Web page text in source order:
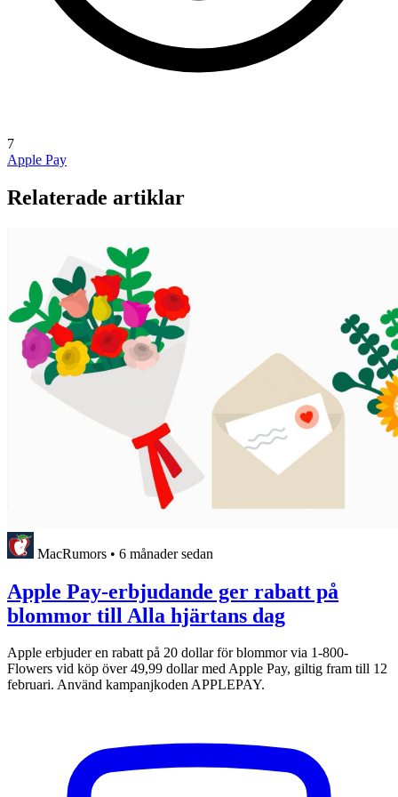
7
Apple Pay
Relaterade artiklar
MacRumors • 6 månader sedan
Apple Pay-erbjudande ger rabatt på
blommor till Alla hjärtans dag
Apple erbjuder en rabatt på 20 dollar för blommor via 1-800-
Flowers vid köp över 49,99 dollar med Apple Pay, giltig fram till 12
februari. Använd kampanjkoden APPLEPAY.